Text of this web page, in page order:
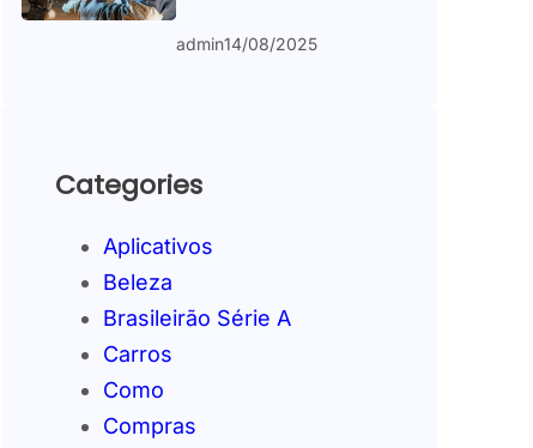
admin14/08/2025
Categories
Aplicativos
Beleza
Brasileirão Série A
Carros
Como
Compras